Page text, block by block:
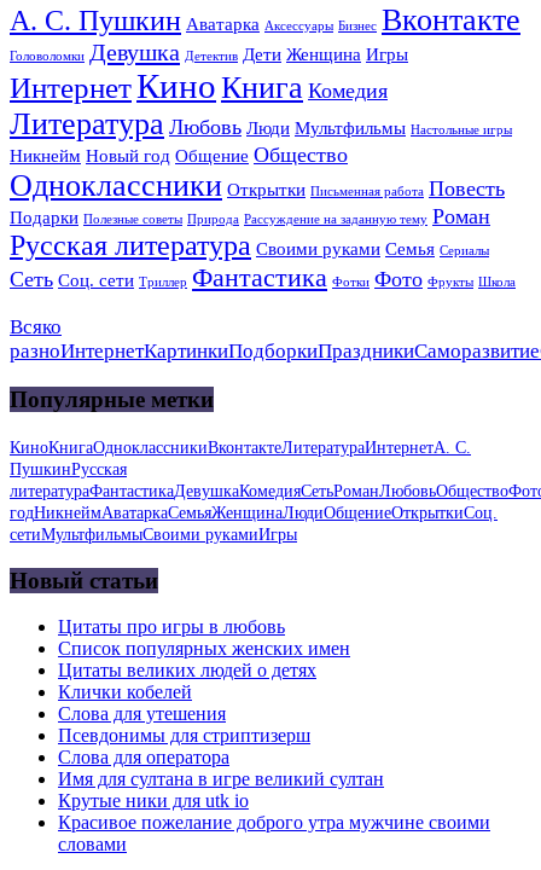
А. С. Пушкин Аватарка Аксессуары Бизнес Вконтакте
Головоломки Девушка Детектив Дети Женщина Игры
ИнтернетКиноКнига Комедия
Литература Любовь Люди Мультфильмы Настольные игры
Никнейм Новый год Общение Общество
Одноклассники Открытки Письменная работа Повесть
Подарки Полезные советы Природа Рассуждение на заданную тему Роман
Русская литература Своими руками Семья Сериалы
Сеть Соц. сети Триллер Фантастика Фотки Фото Фрукты Школа
Всяко
разноИнтернетКартинкиПодборкиПраздникиСаморазвитие
Популярные метки
КиноКнигаОдноклассникиВконтактеЛитератураИнтернетА. С.
ПушкинРусская
литератураФантастикаДевушкаКомедияСетьРоманЛюбовьОбщество
годНикнеймАватаркаСемьяЖенщинаЛюдиОбщениеОткрыткиСоц.
сетиМультфильмыСвоими рукамиИгры
Новый статьи
Цитаты про игры в любовь
Список популярных женских имен
Цитаты великих людей о детях
Клички кобелей
Слова для утешения
Псевдонимы для стриптизерш
Слова для оператора
Имя для султана в игре великий султан
Крутые ники для utk io
Красивое пожелание доброго утра мужчине своими
словами